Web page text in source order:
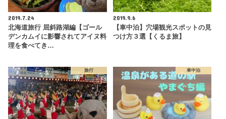
2019.7.24
北海道旅行 屈斜路湖編【ゴール
デンカムイに影響されてアイヌ料
理を食べてき…
2019.9.6
【車中泊】穴場観光スポットの見
つけ方３選【くるま旅】
旅行 車中泊